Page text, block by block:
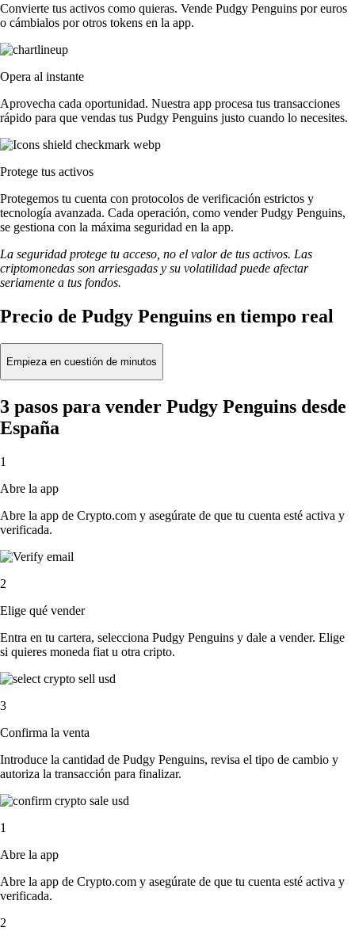
Convierte tus activos como quieras. Vende Pudgy Penguins por euros
o cámbialos por otros tokens en la app.
Opera al instante
Aprovecha cada oportunidad. Nuestra app procesa tus transacciones
rápido para que vendas tus Pudgy Penguins justo cuando lo necesites.
Protege tus activos
Protegemos tu cuenta con protocolos de verificación estrictos y
tecnología avanzada. Cada operación, como vender Pudgy Penguins,
se gestiona con la máxima seguridad en la app.
La seguridad protege tu acceso, no el valor de tus activos. Las
criptomonedas son arriesgadas y su volatilidad puede afectar
seriamente a tus fondos.
Precio de Pudgy Penguins en tiempo real
Empieza en cuestión de minutos
3 pasos para vender Pudgy Penguins desde
España
1
Abre la app
Abre la app de Crypto.com y asegúrate de que tu cuenta esté activa y
verificada.
2
Elige qué vender
Entra en tu cartera, selecciona Pudgy Penguins y dale a vender. Elige
si quieres moneda fiat u otra cripto.
3
Confirma la venta
Introduce la cantidad de Pudgy Penguins, revisa el tipo de cambio y
autoriza la transacción para finalizar.
1
Abre la app
Abre la app de Crypto.com y asegúrate de que tu cuenta esté activa y
verificada.
2